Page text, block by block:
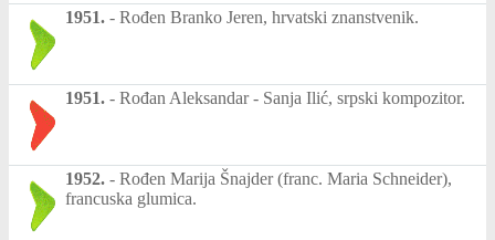
1951. - Rođen Branko Jeren, hrvatski znanstvenik.
1951. - Rođan Aleksandar - Sanja Ilić, srpski kompozitor.
1952. - Rođen Marija Šnajder (franc. Maria Schneider),
francuska glumica.